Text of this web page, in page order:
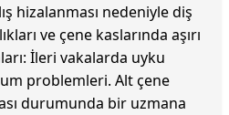
hizalanması nedeniyle diş
ve çene kaslarında aşırı
İleri vakalarda uyku
problemleri. Alt çene
durumunda bir uzmana